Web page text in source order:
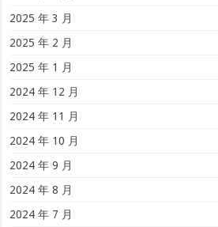
2025 年 3 月
2025 年 2 月
2025 年 1 月
2024 年 12 月
2024 年 11 月
2024 年 10 月
2024 年 9 月
2024 年 8 月
2024 年 7 月